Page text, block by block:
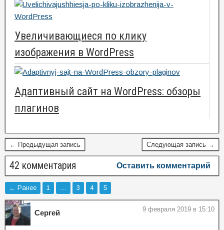
Увеличивающиеся по клику
изображения в WordPress
Адаптивный сайт на WordPress: обзоры
плагинов
← Предыдущая запись Следующая запись →
42 комментария Оставить комментарий
← Ранее 1 … 3 4 5
Сергей 9 февраля 2019 в 15:10